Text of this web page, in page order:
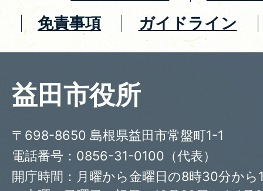
免責事項
ガイドライン
益田市役所
〒698-8650 島根県益田市常盤町1-1
電話番号：0856-31-0100（代表）
開庁時間：月曜から金曜日の8時30分から